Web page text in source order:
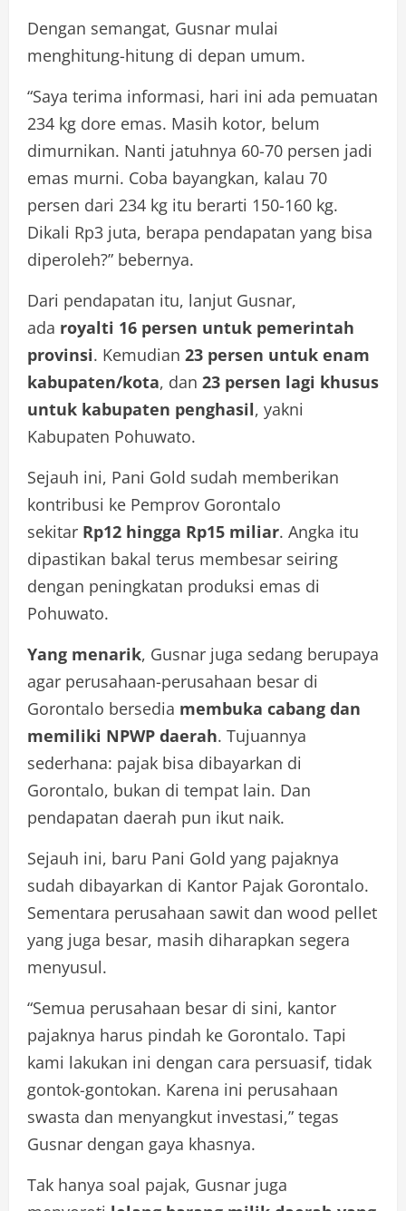
Dengan semangat, Gusnar mulai
menghitung-hitung di depan umum.
“Saya terima informasi, hari ini ada pemuatan
234 kg dore emas. Masih kotor, belum
dimurnikan. Nanti jatuhnya 60-70 persen jadi
emas murni. Coba bayangkan, kalau 70
persen dari 234 kg itu berarti 150-160 kg.
Dikali Rp3 juta, berapa pendapatan yang bisa
diperoleh?” bebernya.
Dari pendapatan itu, lanjut Gusnar,
ada royalti 16 persen untuk pemerintah
provinsi. Kemudian 23 persen untuk enam
kabupaten/kota, dan 23 persen lagi khusus
untuk kabupaten penghasil, yakni
Kabupaten Pohuwato.
Sejauh ini, Pani Gold sudah memberikan
kontribusi ke Pemprov Gorontalo
sekitar Rp12 hingga Rp15 miliar. Angka itu
dipastikan bakal terus membesar seiring
dengan peningkatan produksi emas di
Pohuwato.
Yang menarik, Gusnar juga sedang berupaya
agar perusahaan-perusahaan besar di
Gorontalo bersedia membuka cabang dan
memiliki NPWP daerah. Tujuannya
sederhana: pajak bisa dibayarkan di
Gorontalo, bukan di tempat lain. Dan
pendapatan daerah pun ikut naik.
Sejauh ini, baru Pani Gold yang pajaknya
sudah dibayarkan di Kantor Pajak Gorontalo.
Sementara perusahaan sawit dan wood pellet
yang juga besar, masih diharapkan segera
menyusul.
“Semua perusahaan besar di sini, kantor
pajaknya harus pindah ke Gorontalo. Tapi
kami lakukan ini dengan cara persuasif, tidak
gontok-gontokan. Karena ini perusahaan
swasta dan menyangkut investasi,” tegas
Gusnar dengan gaya khasnya.
Tak hanya soal pajak, Gusnar juga